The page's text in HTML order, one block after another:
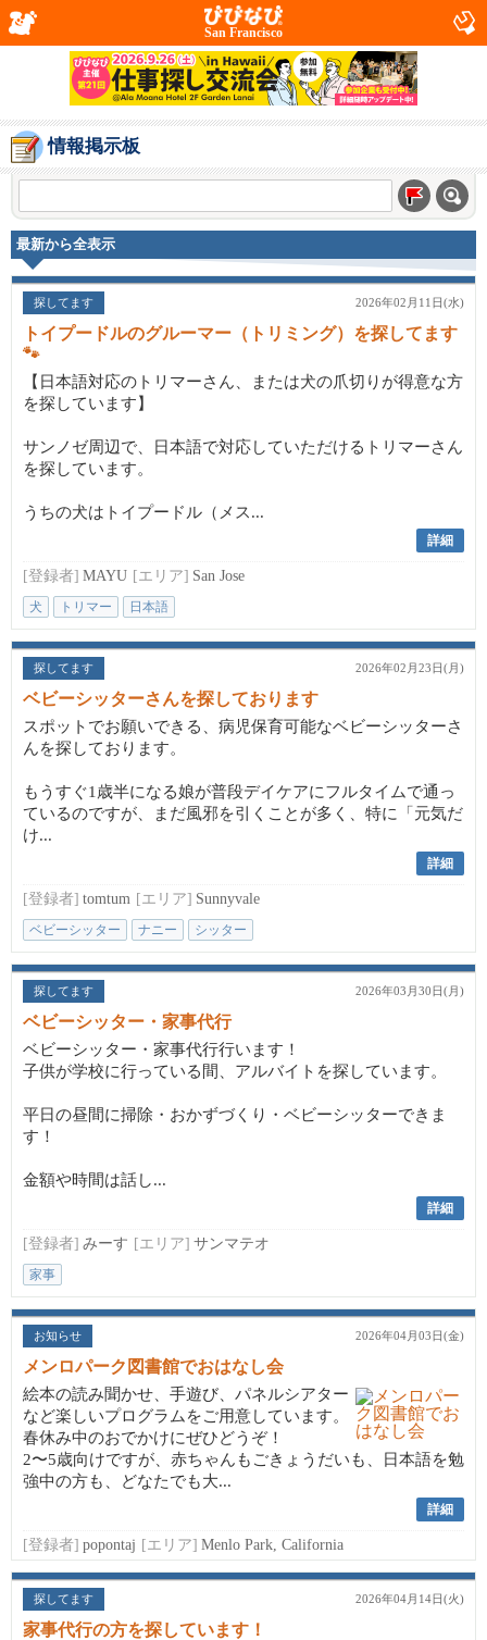
San Francisco
情報掲示板
最新から全表示
探してます 2026年02月11日(水)
トイプードルのグルーマー（トリミング）を探してます
🐾
【日本語対応のトリマーさん、または犬の爪切りが得意な方
を探しています】
サンノゼ周辺で、日本語で対応していただけるトリマーさん
を探しています。
うちの犬はトイプードル（メス...
詳細
[登録者] MAYU [エリア] San Jose
犬 トリマー 日本語
探してます 2026年02月23日(月)
ベビーシッターさんを探しております
スポットでお願いできる、病児保育可能なベビーシッターさ
んを探しております。
もうすぐ1歳半になる娘が普段デイケアにフルタイムで通っ
ているのですが、まだ風邪を引くことが多く、特に「元気だ
け...
詳細
[登録者] tomtum [エリア] Sunnyvale
ベビーシッター ナニー シッター
探してます 2026年03月30日(月)
ベビーシッター・家事代行
ベビーシッター・家事代行行います！
子供が学校に行っている間、アルバイトを探しています。
平日の昼間に掃除・おかずづくり・ベビーシッターできま
す！
金額や時間は話し...
詳細
[登録者] みーす [エリア] サンマテオ
家事
お知らせ 2026年04月03日(金)
メンロパーク図書館でおはなし会
絵本の読み聞かせ、手遊び、パネルシアター
など楽しいプログラムをご用意しています。
春休み中のおでかけにぜひどうぞ！
2〜5歳向けですが、赤ちゃんもごきょうだいも、日本語を勉
強中の方も、どなたでも大...
詳細
[登録者] popontaj [エリア] Menlo Park, California
探してます 2026年04月14日(火)
家事代行の方を探しています！